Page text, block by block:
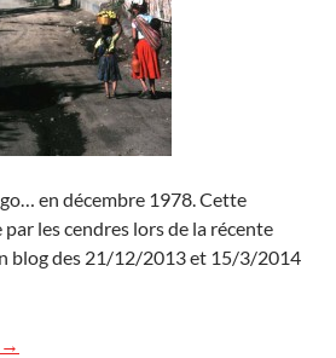
en décembre 1978. Cette
les cendres lors de la récente
blog des 21/12/2013 et 15/3/2014
L’éruption du Fuego au Guatemala est-
→